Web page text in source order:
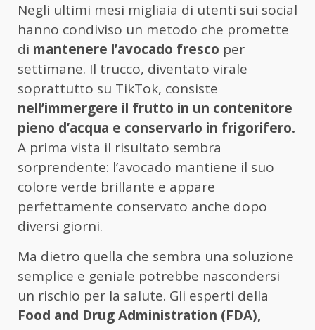
Negli ultimi mesi migliaia di utenti sui social
hanno condiviso un metodo che promette
di mantenere l’avocado fresco per
settimane. Il trucco, diventato virale
soprattutto su TikTok, consiste
nell’immergere il frutto in un contenitore
pieno d’acqua e conservarlo in frigorifero.
A prima vista il risultato sembra
sorprendente: l’avocado mantiene il suo
colore verde brillante e appare
perfettamente conservato anche dopo
diversi giorni.
Ma dietro quella che sembra una soluzione
semplice e geniale potrebbe nascondersi
un rischio per la salute. Gli esperti della
Food and Drug Administration (FDA),